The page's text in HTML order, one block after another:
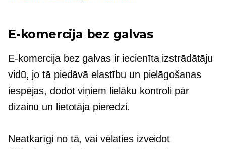
E-komercija bez galvas
E-komercija bez galvas ir iecienīta izstrādātāju
vidū, jo tā piedāvā elastību un pielāgošanas
iespējas, dodot viņiem lielāku kontroli pār
dizainu un lietotāja pieredzi.
Neatkarīgi no tā, vai vēlaties izveidot